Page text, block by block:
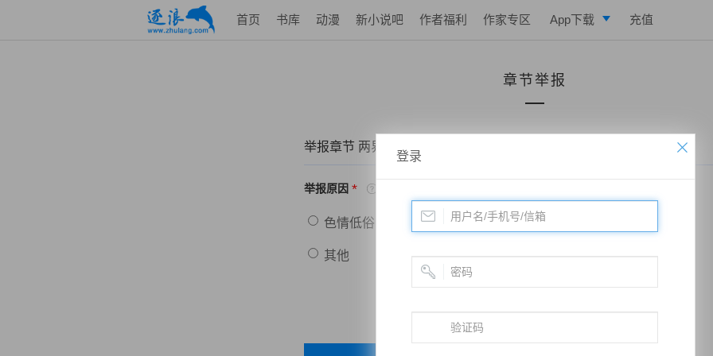
首页 书库 动漫 新小说吧 作者福利 作家专区 App下载
写作助手
充值
章节举报
举报章节 两界球王——2625章 咆哮
举报原因 *
色情低俗 政治敏感 暴力低俗
其他
登录